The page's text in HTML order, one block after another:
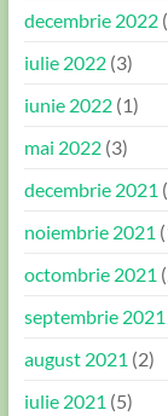
decembrie 2022
iulie 2022(3)
iunie 2022(1)
mai 2022(3)
decembrie 2021
noiembrie 2021
octombrie 2021
septembrie 2021
august 2021 (2)
iulie 2021 (5)